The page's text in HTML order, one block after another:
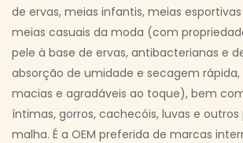
de ervas, meias infantis, meias
meias casuais da moda (com
pele à base de ervas, antibacterianas e
absorção de umidade e secagem
macias e agradáveis ​​ao toque), bem
íntimas, gorros, cachecóis, luvas e
malha. É a OEM preferida de marcas